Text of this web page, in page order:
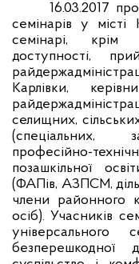
16.03.2017
семінарів у місті
семінарі, крім
доступності,
Карлівки,
селищних,
(спеціальних,
професійно-
позашкільної
(ФАПів, АЗПСМ,
члени районного
осіб). Учасників
безперешкодної